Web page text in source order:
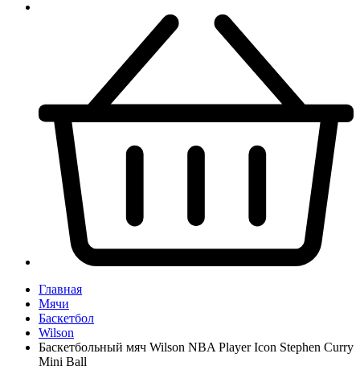
Главная
Мячи
Баскетбол
Wilson
Баскетбольный мяч Wilson NBA Player Icon Stephen Curry
Mini Ball